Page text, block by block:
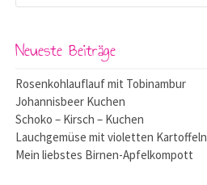
Neueste Beiträge
Rosenkohlauflauf mit Tobinambur
Johannisbeer Kuchen
Schoko – Kirsch – Kuchen
Lauchgemüse mit violetten Kartoffeln
Mein liebstes Birnen-Apfelkompott